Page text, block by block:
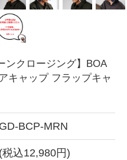
ンクロージング】BOA
キャップ フラップキャ
BCP-MRN
込12,980円)